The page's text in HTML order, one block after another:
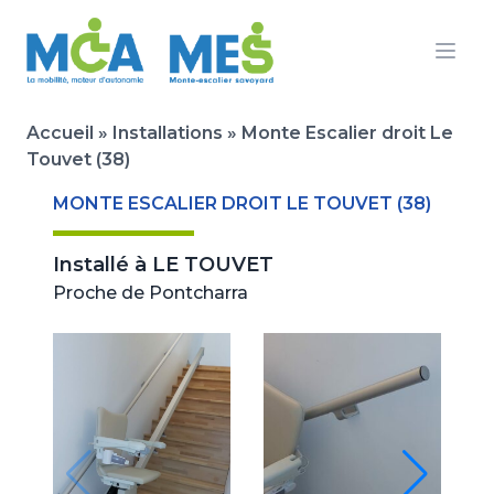
Accueil » Installations » Monte Escalier droit Le
Touvet (38)
MONTE ESCALIER DROIT LE TOUVET (38)
Installé à LE TOUVET
Proche de Pontcharra